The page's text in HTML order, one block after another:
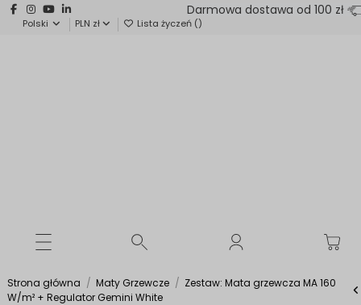
Darmowa dostawa od 100 zł
Polski PLN zł Lista życzeń ()
Strona główna Maty Grzewcze
Zestaw: Mata grzewcza MA 160
W/m² + Regulator Gemini White